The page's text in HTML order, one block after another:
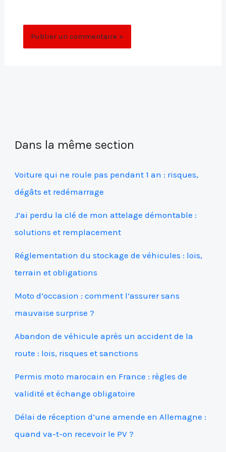
Dans la même section
Voiture qui ne roule pas pendant 1 an : risques,
dégâts et redémarrage
J’ai perdu la clé de mon attelage démontable :
solutions et remplacement
Réglementation du stockage de véhicules : lois,
terrain et obligations
Moto d’occasion : comment l’assurer sans
mauvaise surprise ?
Abandon de véhicule après un accident de la
route : lois, risques et sanctions
Permis moto marocain en France : règles de
validité et échange obligatoire
Délai de réception d’une amende en Allemagne :
quand va-t-on recevoir le PV ?